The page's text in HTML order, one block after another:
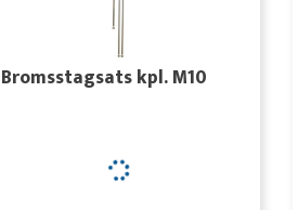
Bromsstagsats kpl. M10